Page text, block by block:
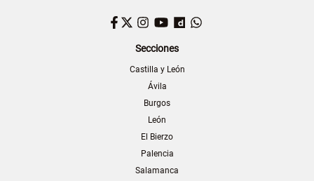
Facebook
TwitterInstagram
YouTubeDailymotion
Secciones
Castilla y León
Ávila
Burgos
León
El Bierzo
Palencia
Salamanca